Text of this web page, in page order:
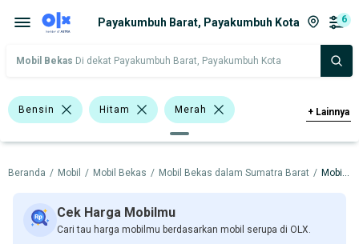
Payakumbuh Barat, Payakumbuh Kota 6
Mobil Bekas Di dekat Payakumbuh Barat, Payakumbuh Kota
Bensin Hitam Merah
Lainnya <1.000 Cc
>1.000 - 1.500 Cc SUV Minibus
Suzuki Ertiga Toyota Avanza
+ Lainnya
Beranda / Mobil / Mobil Bekas / Mobil Bekas dalam Sumatra Barat / Mobil Bekas dalam Payakumbuh Kota
Cek Harga Mobilmu
Cari tau harga mobilmu berdasarkan mobil serupa di OLX.